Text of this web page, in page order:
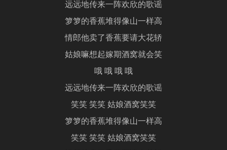
远远地传来一阵欢欣的歌谣
箩箩的香蕉堆得像山一样高
情郎他卖了香蕉要请大花轿
姑娘嘛想起嫁期酒窝就会笑
哦 哦 哦 哦
远远地传来一阵欢欣的歌谣
笑笑 笑笑 姑娘酒窝笑笑
箩箩的香蕉堆得像山一样高
笑笑 笑笑 姑娘酒窝笑笑